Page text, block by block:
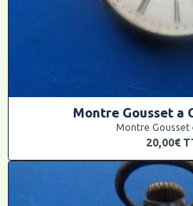
Montre Gousset a
Montre Gousset
20,00€